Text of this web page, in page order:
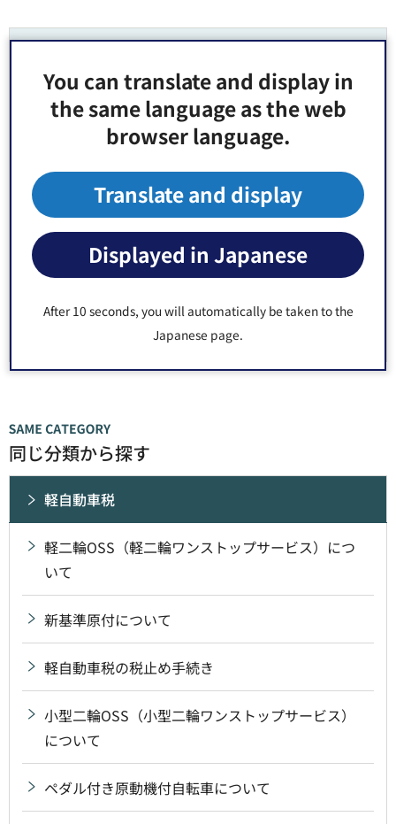
You can translate and display in
the same language as the web
browser language.
Translate and display
Displayed in Japanese
After 10 seconds, you will automatically be taken to the
Japanese page.
意見をお聞かせください
このページの情報は役に立ちましたか？
1：役に立った
2：ふつう
3：役に立たなかった
このページの情報は見つけやすかったですか？
1：見つけやすかった
2：ふつう
3：見つけにくかった
同じ分類から探す
軽自動車税
軽二輪OSS（軽二輪ワンストップサービス）につ
いて
新基準原付について
軽自動車税の税止め手続き
小型二輪OSS（小型二輪ワンストップサービス）
について
ペダル付き原動機付自転車について